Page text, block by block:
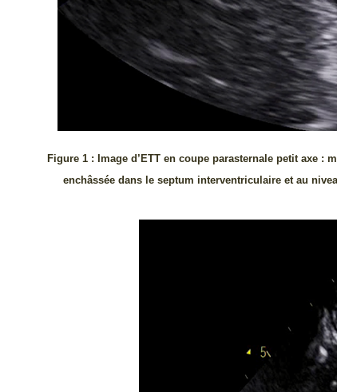
Figure 1 : Image d’ETT en coupe parasternale petit axe :
enchâssée dans le septum interventriculaire et au